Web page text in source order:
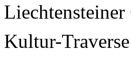
Kultur-Traverse